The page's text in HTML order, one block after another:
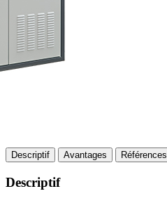
Descriptif Avantages Références
Descriptif